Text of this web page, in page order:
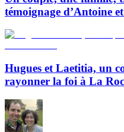
témoignage d’Antoine
Hugues et Laetitia, un
rayonner la foi à La